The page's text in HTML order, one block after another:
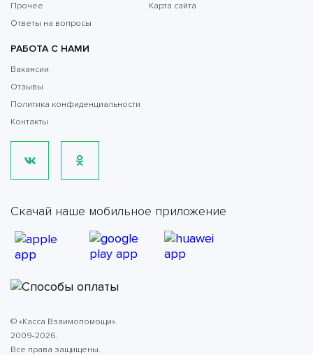
Прочее
Ответы на вопросы
Карта сайта
РАБОТА С НАМИ
Вакансии
Отзывы
Политика конфиденциальности
Контакты
Скачай наше мобильное приложение
© «Касса Взаимопомощи».
2009-2026.
Все права защищены.